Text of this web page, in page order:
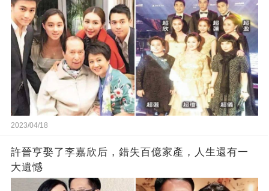
2023/04/18
許晉亨娶了李嘉欣后，錯失百億家產，人生還有一
大遺憾